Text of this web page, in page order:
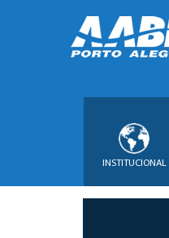
INSTITUCIONAL